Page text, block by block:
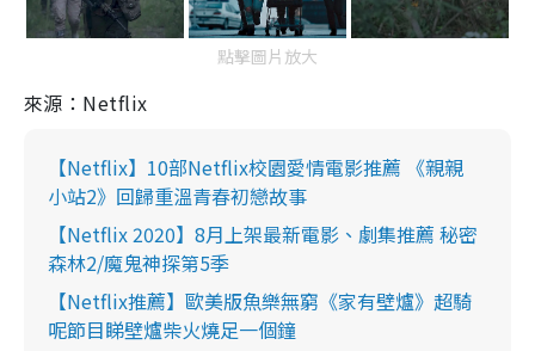
點擊圖片放大
來源： Netflix
【Netflix】10部Netflix校園愛情電影推薦 《親親
小站2》回歸重溫青春初戀故事
【Netflix 2020】8月上架最新電影、劇集推薦 秘密
森林2/魔鬼神探第5季
【Netflix推薦】歐美版魚樂無窮《家有壁爐》超騎
呢節目睇壁爐柴火燒足一個鐘